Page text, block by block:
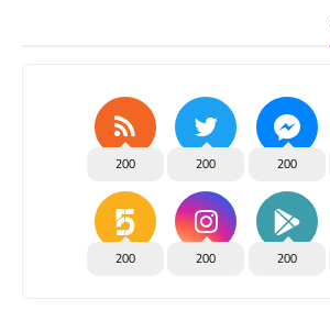
200
200
200
200
200
200